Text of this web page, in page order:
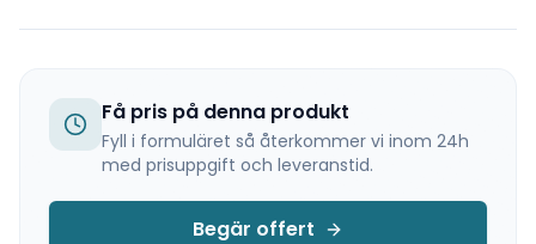
Få pris på denna produkt
Fyll i formuläret så återkommer vi inom 24h
med prisuppgift och leveranstid.
Begär offert